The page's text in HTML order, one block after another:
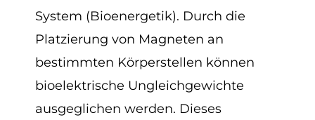
System (Bioenergetik). Durch die
Platzierung von Magneten an
bestimmten Körperstellen können
bioelektrische Ungleichgewichte
ausgeglichen werden. Dieses